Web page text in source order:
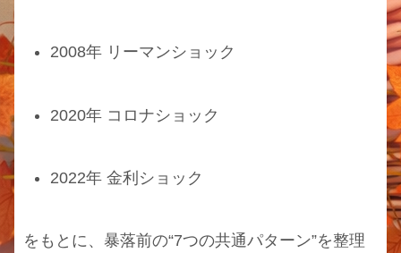
2008年 リーマンショック
2020年 コロナショック
2022年 金利ショック
をもとに、暴落前の“7つの共通パターン”を整理